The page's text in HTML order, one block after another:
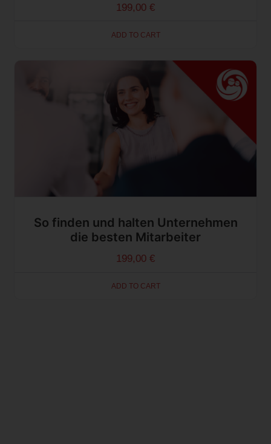
199,00 €
ADD TO CART
So finden und halten Unternehmen
die besten Mitarbeiter
199,00 €
ADD TO CART